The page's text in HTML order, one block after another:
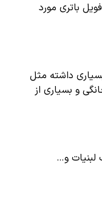
باتری مورد
داشته مثل
و بسیاری از
و…